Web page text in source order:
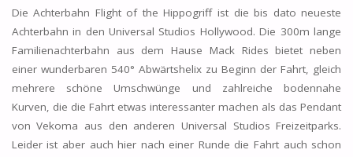
Die Achterbahn Flight of the Hippogriff ist die bis dato neueste
Achterbahn in den Universal Studios Hollywood. Die 300m lange
Familienachterbahn aus dem Hause Mack Rides bietet neben
einer wunderbaren 540° Abwärtshelix zu Beginn der Fahrt, gleich
mehrere schöne Umschwünge und zahlreiche bodennahe
Kurven, die die Fahrt etwas interessanter machen als das Pendant
von Vekoma aus den anderen Universal Studios Freizeitparks.
Leider ist aber auch hier nach einer Runde die Fahrt auch schon